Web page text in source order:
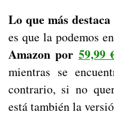
Lo que más
es que la podemos
Amazon por 59,99
mientras se
contrario, si no
está también la